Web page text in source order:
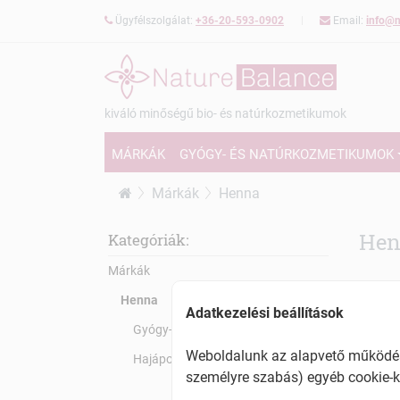
Ügyfélszolgálat: +36-20-593-0902 Email:
kiváló minőségű bio- és natúrkozmetikumok
MÁRKÁK GYÓGY- ÉS NATÚRKOZMETIKUMOK
Márkák Henna
Kategóriák:
Márkák
Henna
Gyógy- és natúrkozmetikumok (1)
Hajápolás (2)
Adatkezelési beállítások
Weboldalunk az alapvető
személyre szabás) egyéb